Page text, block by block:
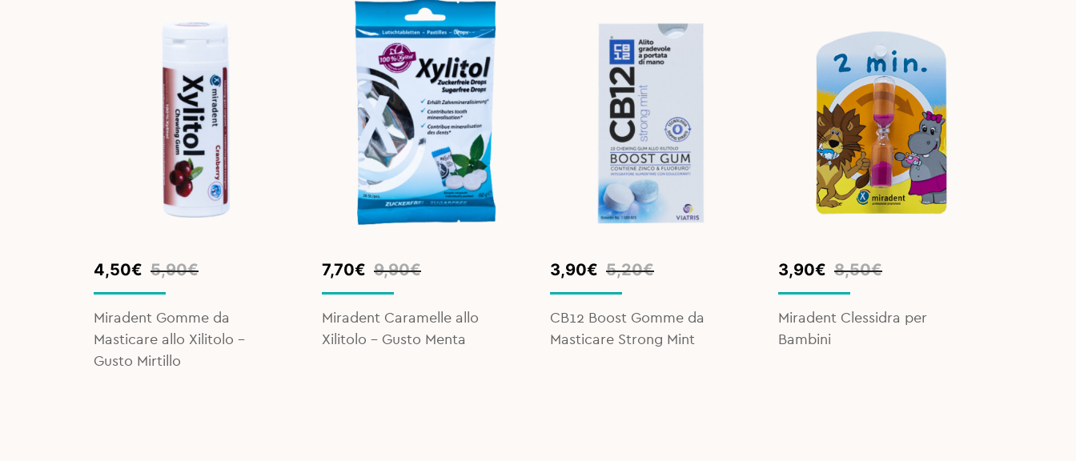
5,90€
Original
price
was:
5,90€.
4,50€
Current
price
is:
4,50€.
Miradent Gomme da
Masticare allo Xilitolo -
Gusto Mirtillo
9,90€
Original
price
was:
9,90€.
7,70€
Current
price
is:
7,70€.
Miradent Caramelle allo
Xilitolo - Gusto Menta
5,20€
Original
price
5,20€.
3,90€
Current
price
3,90€.
CB12 Boost Gomme da
Masticare Strong Mint
8,50€
Original
price
was:
8,50€.
3,90€
Current
price
is:
3,90€.
Miradent Clessidra per
Bambini